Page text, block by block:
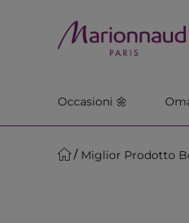
Occasioni 🌼
Miglior Prodotto